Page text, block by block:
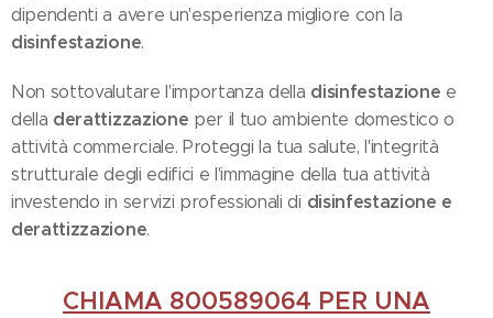
dipendenti a avere un'esperienza migliore con la
disinfestazione.
Non sottovalutare l'importanza della disinfestazione e
della derattizzazione per il tuo ambiente domestico o
attività commerciale. Proteggi la tua salute, l'integrità
strutturale degli edifici e l'immagine della tua attività
investendo in servizi professionali di disinfestazione e
derattizzazione.
CHIAMA 800589064 PER UNA